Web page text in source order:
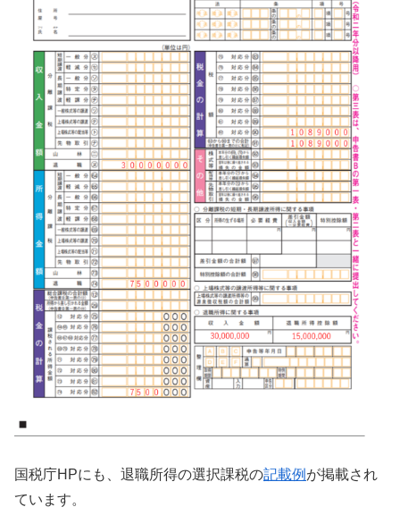
国税庁HPにも、退職所得の選択課税の記載例 が掲載され
ています。